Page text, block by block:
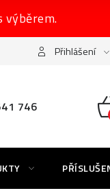
výběrem.
Přihlášení
746